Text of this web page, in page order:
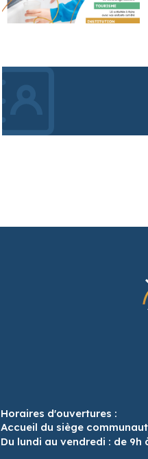
Horaires d'ouvertures :
Accueil du siège
Du lundi au vendredi : de 9h